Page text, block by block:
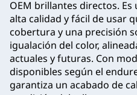
OEM brillantes directos.
alta calidad y fácil de usar
cobertura y una precisión
igualación del color,
actuales y futuras. Con
disponibles según el
garantiza un acabado de